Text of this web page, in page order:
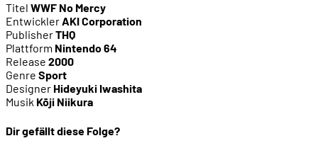
Titel WWF No Mercy
EntwicklerAKI Corporation
PublisherTHQ
Plattform Nintendo 64
Release 2000
Genre Sport
Designer Hideyuki Iwashita
Musik Kōji Niikura
Dir gefällt diese Folge?